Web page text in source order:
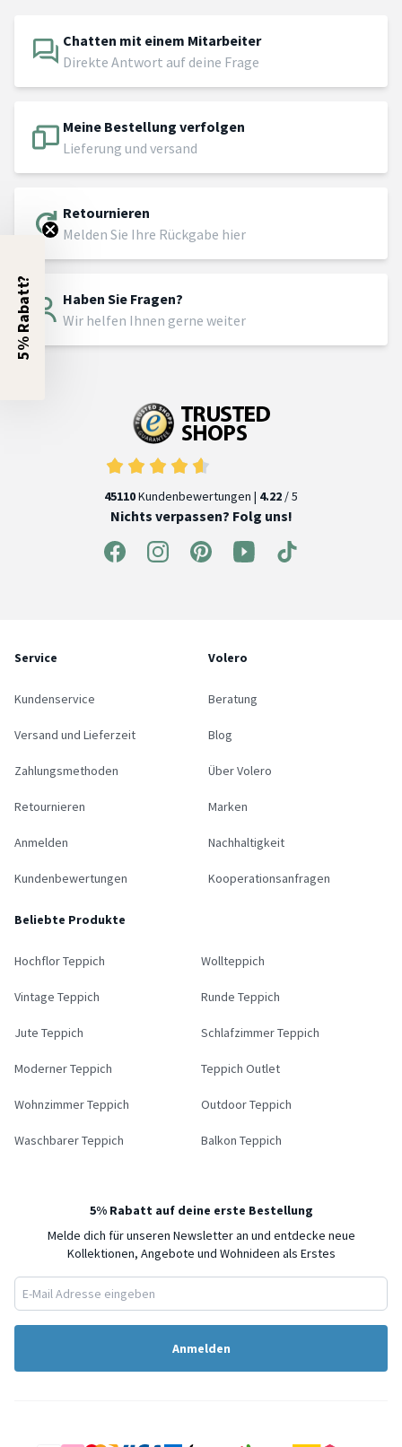
Chatten mit einem Mitarbeiter
Direkte Antwort auf deine Frage
Meine Bestellung verfolgen
Lieferung und versand
Retournieren
Melden Sie Ihre Rückgabe hier
Haben Sie Fragen?
Wir helfen Ihnen gerne weiter
45110Kundenbewertungen | 4.22 / 5
Nichts verpassen? Folg uns!
Service
Kundenservice
Versand und Lieferzeit
Zahlungsmethoden
Retournieren
Anmelden
Kundenbewertungen
Volero
Beratung
Blog
Über Volero
Marken
Nachhaltigkeit
Kooperationsanfragen
Beliebte Produkte
Hochflor Teppich Wollteppich
Vintage Teppich Runde Teppich
Jute Teppich Schlafzimmer Teppich
Moderner Teppich Teppich Outlet
Wohnzimmer Teppich Outdoor Teppich
Waschbarer Teppich Balkon Teppich
5% Rabatt auf deine erste Bestellung
Melde dich für unseren Newsletter an und entdecke neue
Kollektionen, Angebote und Wohnideen als Erstes
Anmelden
5% Rabatt?